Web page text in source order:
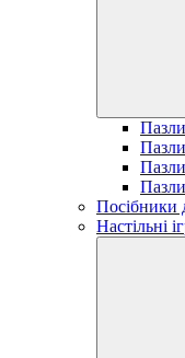
Посібники
Настільні